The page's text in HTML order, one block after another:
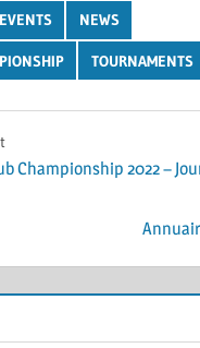
NEWS
TOURNAMENTS
Championship 2022 –